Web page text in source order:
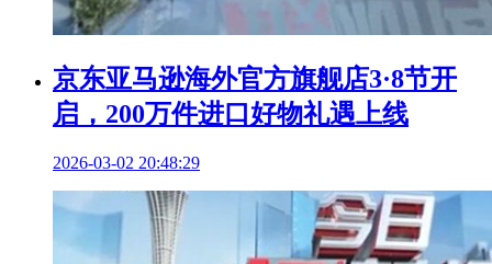
京东亚马逊海外官方旗舰店3·8节开
启，200万件进口好物礼遇上线
2026-03-02 20:48:29